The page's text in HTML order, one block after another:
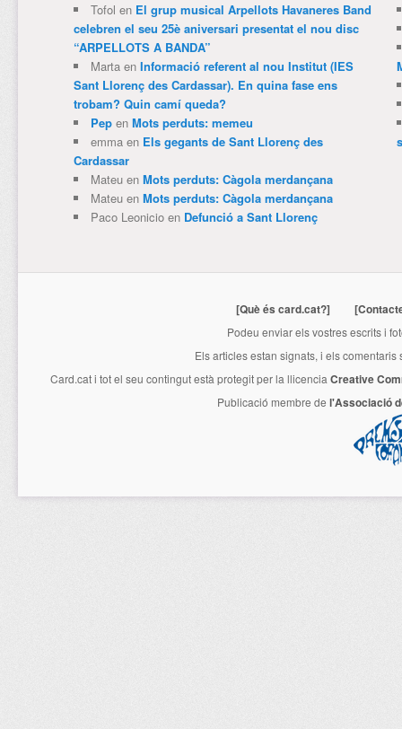
Tofol en El grup musical Arpellots Havaneres Band
celebren el seu 25è aniversari presentat el nou disc
“ARPELLOTS A BANDA”
Martaen Informació referent al nou Institut (IES
Sant Llorenç des Cardassar). En quina fase ens
trobam? Quin camí queda?
Pepen Mots perduts: memeu
emmaen Els gegants de Sant Llorenç des
Cardassar
Mateuen Mots perduts: Càgola merdançana
Mateuen Mots perduts: Càgola merdançana
Paco Leonicioen Defunció a Sant Llorenç
[Què és card.cat?]
Podeu enviar els vostres escrits i
Els articles estan signats, i els
Card.cati tot el seu contingut està protegit per la llicencia Creative
Publicació membre de l'Associació